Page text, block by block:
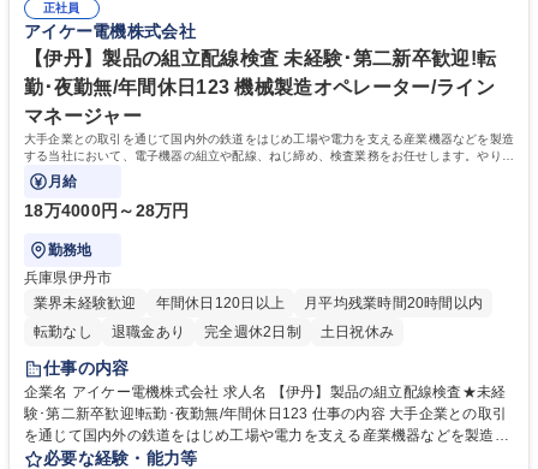
員の方々が働きやすい環境を作っております。 募集職種 【伊丹】機械オ
ペレーター★経験者・ベテラン募集/年休123/冷暖房完備/転勤無
ていない時間に終了することもあるためです。バイク通勤等可能ですの
で、ご検討ください。 学歴・資格 学歴：大学院 大学 高専 短大 専修学校
高校 語学力： 資格：
正社員
アイケー電機株式会社
【伊丹】製品の組立配線検査 未経験･第二新卒歓迎!転
勤･夜勤無/年間休日123 機械製造オペレーター/ライン
マネージャー
大手企業との取引を通じて国内外の鉄道をはじめ工場や電力を支える産業機器などを製造
する当社において、電子機器の組立や配線、ねじ締め、検査業務をお任せします。やりが
いを感じながら安定して働ける環境です。
月給
18万4000円～28万円
勤務地
兵庫県伊丹市
業界未経験歓迎
年間休日120日以上
月平均残業時間20時間以内
転勤なし
退職金あり 完全週休2日制 土日祝休み
仕事の内容
企業名 アイケー電機株式会社 求人名 【伊丹】製品の組立配線検査★未経
験･第二新卒歓迎!転勤･夜勤無/年間休日123 仕事の内容 大手企業との取引
を通じて国内外の鉄道をはじめ工場や電力を支える産業機器などを製造す
る当社において、電子機器の組立や配線、ねじ締め、検査業務をお任せし
必要な経験・能力等